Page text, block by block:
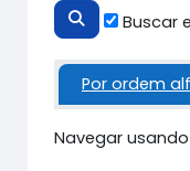
Buscar
Por ordem
Navegar